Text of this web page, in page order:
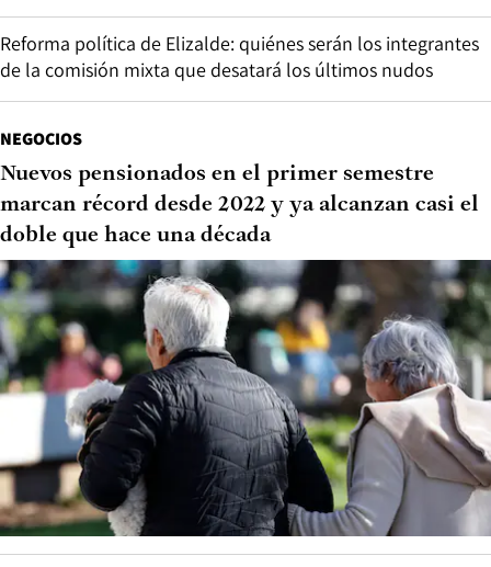
Reforma política de Elizalde: quiénes serán los integrantes
de la comisión mixta que desatará los últimos nudos
NEGOCIOS
Nuevos pensionados en el primer semestre
marcan récord desde 2022 y ya alcanzan casi el
doble que hace una década